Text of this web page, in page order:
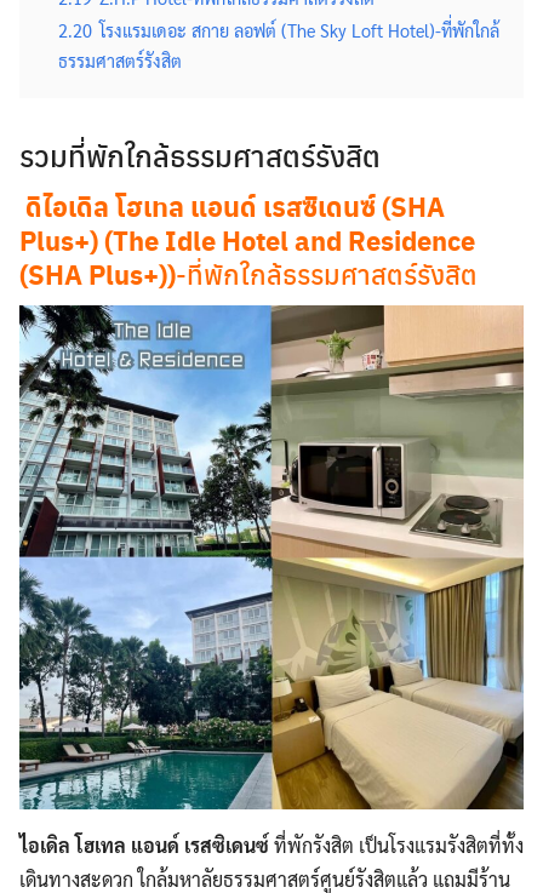
2.20 โรงแรมเดอะ สกาย ลอฟต์ (The Sky Loft Hotel)-ที่พักใกล้
ธรรมศาสตร์รังสิต
รวมที่พักใกล้ธรรมศาสตร์รังสิต
ดิไอเดิล โฮเทล แอนด์ เรสซิเดนซ์ (SHA
Plus+) (The Idle Hotel and Residence
(SHA Plus+))-ที่พักใกล้ธรรมศาสตร์รังสิต
ไอเดิล โฮเทล แอนด์ เรสซิเดนซ์ ที่พักรังสิต เป็นโรงแรมรังสิตที่ทั้ง
เดินทางสะดวก ใกล้มหาลัยธรรมศาสตร์ศูนย์รังสิตแล้ว แถมมีร้าน